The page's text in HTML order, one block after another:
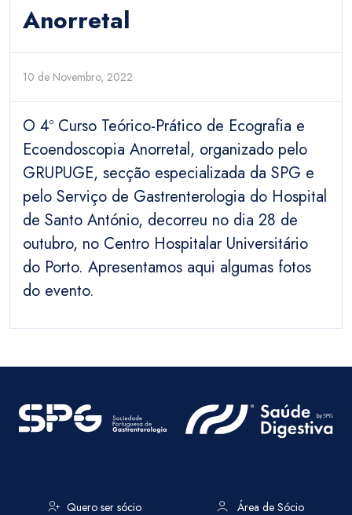
Anorretal
10 de Novembro, 2022
O 4º Curso Teórico-Prático de Ecografia e
Ecoendoscopia Anorretal, organizado pelo
GRUPUGE, secção especializada da SPG e
pelo Serviço de Gastrenterologia do Hospital
de Santo António, decorreu no dia 28 de
outubro, no Centro Hospitalar Universitário
do Porto. Apresentamos aqui algumas fotos
do evento.
Quero ser sócio Área de Sócio